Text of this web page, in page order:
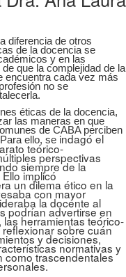
diferencia de otros
de la docencia se
y en las
que la complejidad de la
encuentra cada vez más
no se
éticas de la docencia,
las maneras en que
de CABA perciben
ello, seindagó el
teórico-
perspectivas
siempre de la
implicó
un dilema ético en la
con mayor
la docente al
podrían advertirse en
herramientas teórico-
sobre cuán
y decisiones,
normativas y
como trascendentales